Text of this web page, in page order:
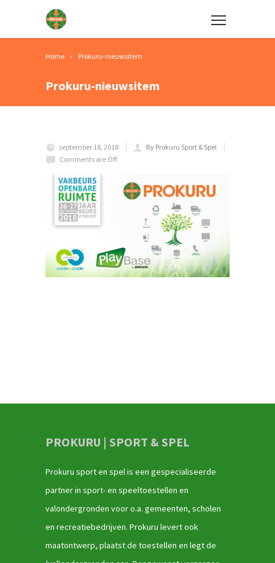
Home Prokuru-nieuwsitem
Prokuru-nieuwsitem
september 18, 2018
By Prokuru Sport & Spel
Comments are Off
PROKURU | SPORT & SPEL
Prokuru sport en spel is een gespecialiseerde
partner in sport- en speeltoestellen en
valondergronden voor o.a. gemeenten, scholen
en recreatiebedrijven. Prokuru levert ook
maatontwerp, plaatst de toestellen en legt de